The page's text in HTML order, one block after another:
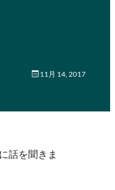
11月 14, 2017
話を聞きま